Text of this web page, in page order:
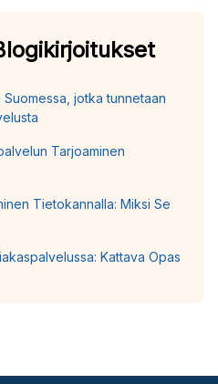
jotka tunnetaan
Tarjoaminen
Tietokannalla: Miksi Se
Kattava Opas